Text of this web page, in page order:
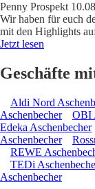
Penny Prospekt
Wir haben für euch
mit den Highlights
Jetzt lesen
Geschäfte
Aldi Nord
Aschenbecher
OBI
Edeka Aschenbecher
Aschenbecher
REWE
TEDi
Aschenbecher